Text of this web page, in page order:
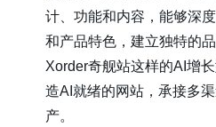
计、功能和内容，能够深
和产品特色，建立独特的
Xorder奇舰站这样的AI增
造AI就绪的网站，承接多
产。